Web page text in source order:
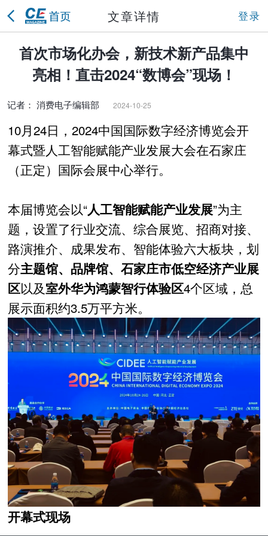
文章详情 登录
首次市场化办会，新技术新产品集中
亮相！直击2024“数博会”现场！
记者： 消费电子编辑部 2024-10-25
10月24日，2024中国国际数字经济博览会开
幕式暨人工智能赋能产业发展大会在石家庄
（正定）国际会展中心举行。
本届博览会以“人工智能赋能产业发展”为主
题，设置了行业交流、综合展览、招商对接、
路演推介、成果发布、智能体验六大板块，划
分主题馆、品牌馆、石家庄市低空经济产业展
区以及室外华为鸿蒙智行体验区4个区域，总
展示面积约3.5万平方米。
开幕式现场